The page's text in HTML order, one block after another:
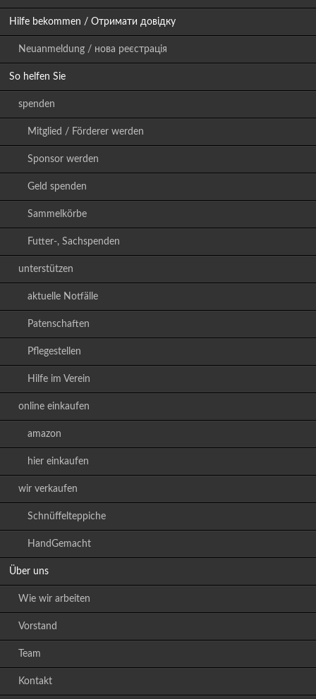
Hilfe bekommen / Отримати довідку
Neuanmeldung / нова реєстрація
So helfen Sie
spenden
Mitglied / Förderer werden
Sponsor werden
Geld spenden
Sammelkörbe
Futter-, Sachspenden
unterstützen
aktuelle Notfälle
Patenschaften
Pflegestellen
Hilfe im Verein
online einkaufen
amazon
hier einkaufen
wir verkaufen
Schnüffelteppiche
HandGemacht
Über uns
Wie wir arbeiten
Vorstand
Team
Kontakt